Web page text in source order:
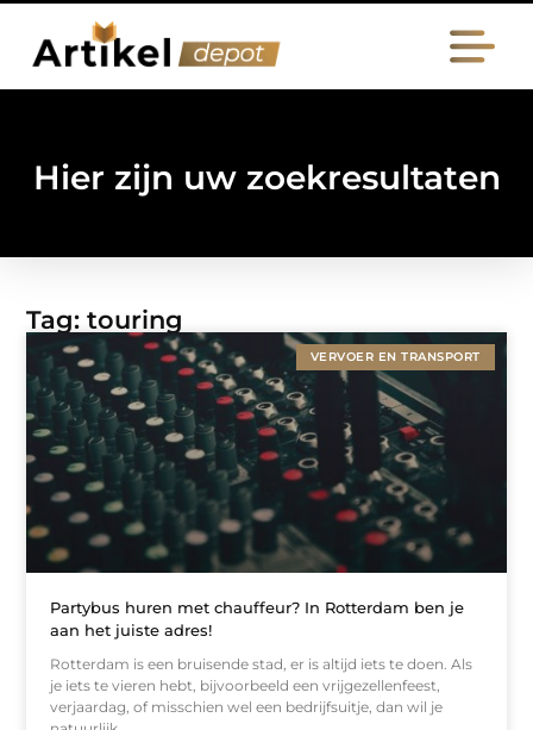
Hier zijn uw zoekresultaten
Tag: touring
VERVOER EN TRANSPORT
Partybus huren met chauffeur? In Rotterdam ben je
aan het juiste adres!
Rotterdam is een bruisende stad, er is altijd iets te doen. Als
je iets te vieren hebt, bijvoorbeeld een vrijgezellenfeest,
verjaardag, of misschien wel een bedrijfsuitje, dan wil je